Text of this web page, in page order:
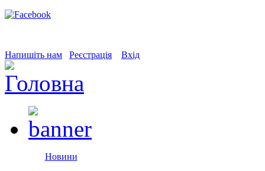
Напишіть нам Реєстрація Вхід
Новини